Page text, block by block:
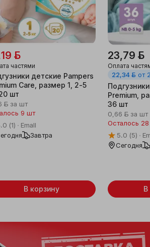
ƃ
частями
детские Pampers
Care, размер 1, 2-5
шт
ƃ за шт
9 шт
(1)
Emall
Завтра
В корзину
23,79 ƃ
Оплата
22,34 ƃ от
Premium,
36 шт
0,66 ƃза шт
Осталось
5.0 (5)
Сегодня
В